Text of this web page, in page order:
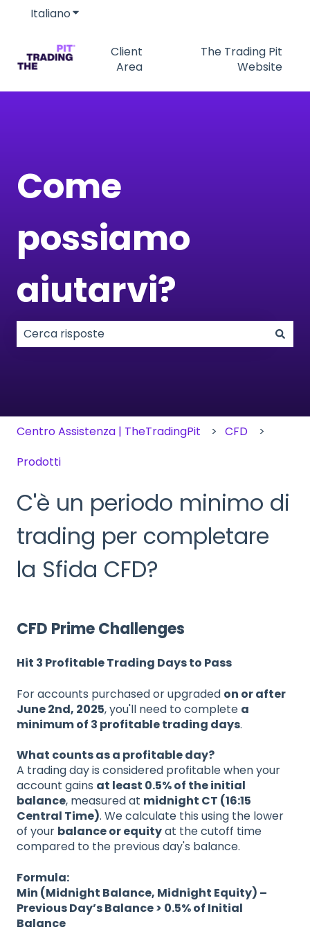
ItalianoMostra sottomenu per le traduzioni
Client
Area
The Trading Pit
Website
Come
possiamo
aiutarvi?
Centro Assistenza | TheTradingPit
CFD
Prodotti
C'è un periodo minimo di
trading per completare
la Sfida CFD?
CFD Prime Challenges
Hit 3 Profitable Trading Days to Pass
For accounts purchased or upgraded on or after
June 2nd, 2025, you'll need to complete a
minimum of 3 profitable trading days.
What counts as a profitable day?
A trading day is considered profitable when your
account gains at least 0.5% of the initial
balance, measured at midnight CT (16:15
Central Time). We calculate this using the lower
of your balance or equityat the cutoff time
compared to the previous day's balance.
Formula:
Min (Midnight Balance, Midnight Equity) –
Previous Day’s Balance > 0.5% of Initial
Balance